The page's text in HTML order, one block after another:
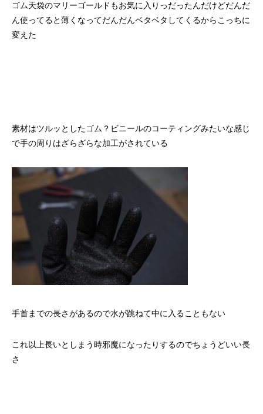
ゴム天袋のマリーゴールドもお気に入りっだったんだけどだんだ
ん使ってると薄くなってだんだんベタベタしてくるからこっちに
変えた
素材はツルッとしたゴム？ビニールのコーティングみたいな感じ
で手の周りはざらざらな加工がされている
手首までの長さがあるので水が跳ねて中に入ることもない
これ以上長いとしまう時邪魔になったりするのでちょうどいい長
さ